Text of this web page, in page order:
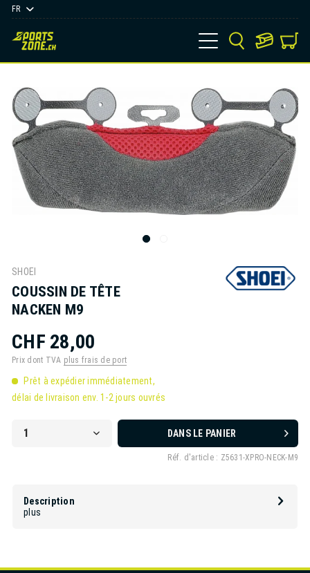
FR
SHOEI
COUSSIN DE TÊTE
NACKEN M9
CHF 28,00
Prix dont TVA plus frais de port
Prêt à expédier immédiatement,
délai de livraison env. 1-2 jours ouvrés
DANS LE PANIER
Réf. d'article : Z5631-XPRO-NECK-M9
Description
plus